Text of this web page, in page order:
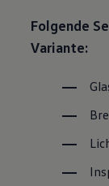
Folgende
Variante: